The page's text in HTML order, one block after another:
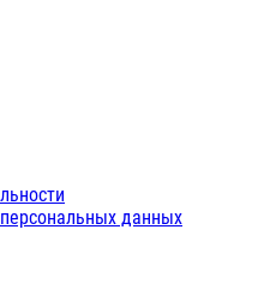
данных